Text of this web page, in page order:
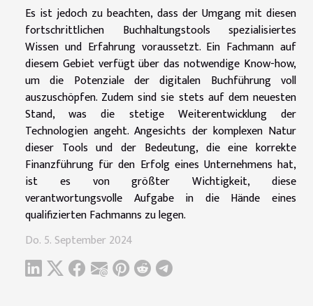
Es ist jedoch zu beachten, dass der Umgang mit diesen
fortschrittlichen Buchhaltungstools spezialisiertes
Wissen und Erfahrung voraussetzt. Ein Fachmann auf
diesem Gebiet verfügt über das notwendige Know-how,
um die Potenziale der digitalen Buchführung voll
auszuschöpfen. Zudem sind sie stets auf dem neuesten
Stand, was die stetige Weiterentwicklung der
Technologien angeht. Angesichts der komplexen Natur
dieser Tools und der Bedeutung, die eine korrekte
Finanzführung für den Erfolg eines Unternehmens hat,
ist es von größter Wichtigkeit, diese
verantwortungsvolle Aufgabe in die Hände eines
qualifizierten Fachmanns zu legen.
Do. 5. September 2024